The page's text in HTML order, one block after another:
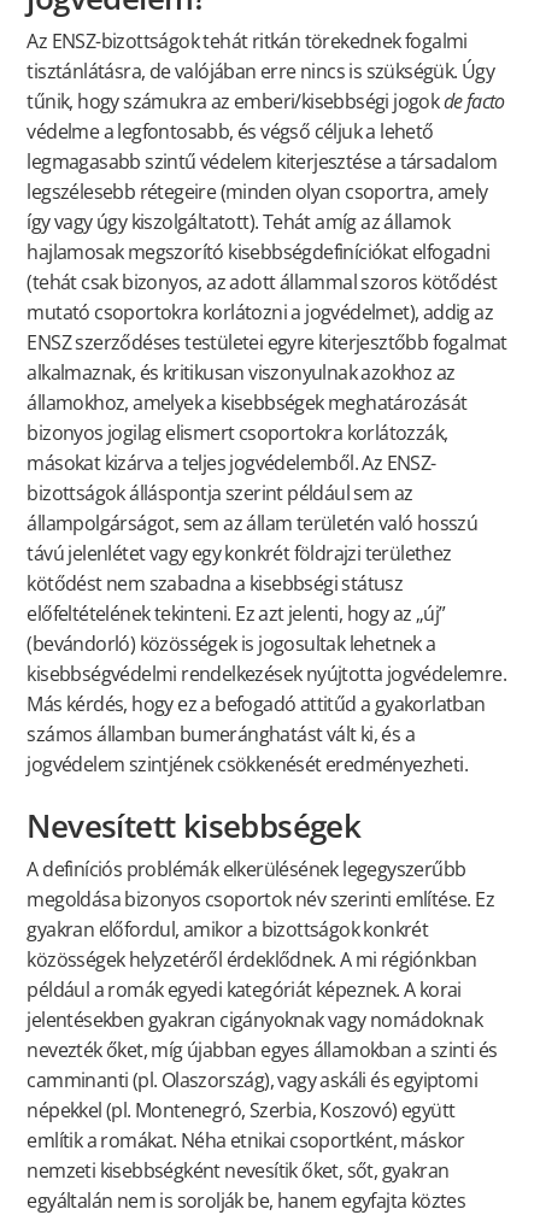
Az ENSZ-bizottságok tehát ritkán törekednek fogalmi
tisztánlátásra, de valójában erre nincs is szükségük. Úgy
tűnik, hogy számukra az emberi/kisebbségi jogokde facto
védelme a legfontosabb, és végső céljuk a lehető
legmagasabb szintű védelem kiterjesztése a társadalom
legszélesebb rétegeire (minden olyan csoportra, amely
így vagy úgy kiszolgáltatott). Tehát amíg az államok
hajlamosak megszorító kisebbségdefiníciókat elfogadni
(tehát csak bizonyos, az adott állammal szoros kötődést
mutató csoportokra korlátozni a jogvédelmet), addig az
ENSZ szerződéses testületei egyre kiterjesztőbb fogalmat
alkalmaznak, és kritikusan viszonyulnak azokhoz az
államokhoz, amelyek a kisebbségek meghatározását
bizonyos jogilag elismert csoportokra korlátozzák,
másokat kizárva a teljes jogvédelemből. Az ENSZ-
bizottságok álláspontja szerint például sem az
állampolgárságot, sem az állam területén való hosszú
távú jelenlétet vagy egy konkrét földrajzi területhez
kötődést nem szabadna a kisebbségi státusz
előfeltételének tekinteni. Ez azt jelenti, hogy az „új”
(bevándorló) közösségek is jogosultak lehetnek a
kisebbségvédelmi rendelkezések nyújtotta jogvédelemre.
Más kérdés, hogy ez a befogadó attitűd a gyakorlatban
számos államban bumeránghatást vált ki, és a
jogvédelem szintjének csökkenését eredményezheti.
Nevesített kisebbségek
A definíciós problémák elkerülésének legegyszerűbb
megoldása bizonyos csoportok név szerinti említése. Ez
gyakran előfordul, amikor a bizottságok konkrét
közösségek helyzetéről érdeklődnek. A mi régiónkban
például a romák egyedi kategóriát képeznek. A korai
jelentésekben gyakran cigányoknak vagy nomádoknak
nevezték őket, míg újabban egyes államokban a szinti és
camminanti (pl. Olaszország), vagy askáli és egyiptomi
népekkel (pl. Montenegró, Szerbia, Koszovó) együtt
említik a romákat. Néha etnikai csoportként, máskor
nemzeti kisebbségként nevesítik őket, sőt, gyakran
egyáltalán nem is sorolják be, hanem egyfajta köztes